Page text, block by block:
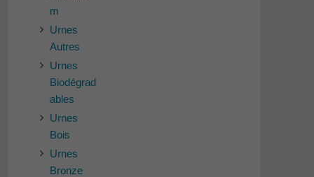
m
Urnes
Autres
Urnes
Biodégrad
ables
Urnes
Bois
Urnes
Bronze